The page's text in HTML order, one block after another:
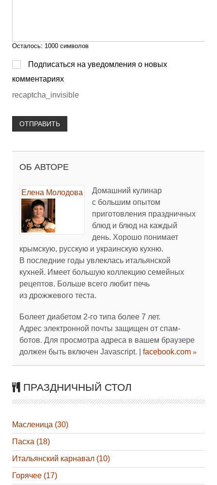
Осталось: 1000 символов
Подписаться на уведомления о новых
комментариях
recaptcha_invisible
ОТПРАВИТЬ
ОБ АВТОРЕ
Елена Молодова
Домашний кулинар
с большим опытом
приготовления праздничных
блюд и блюд на каждый
день. Хорошо понимает
крымскую, русскую и украинскую кухню.
В последние годы увлеклась итальянской
кухней. Имеет большую коллекцию семейных
рецептов. Больше всего любит печь
из дрожжевого теста.
Болеет диабетом 2-го типа более 7 лет.
Адрес электронной почты защищен от спам-
ботов. Для просмотра адреса в вашем браузере
должен быть включен Javascript.
facebook.com
ПРАЗДНИЧНЫЙ СТОЛ
Масленица (30)
Пасха (18)
Итальянский карнавал (10)
Горячее (17)